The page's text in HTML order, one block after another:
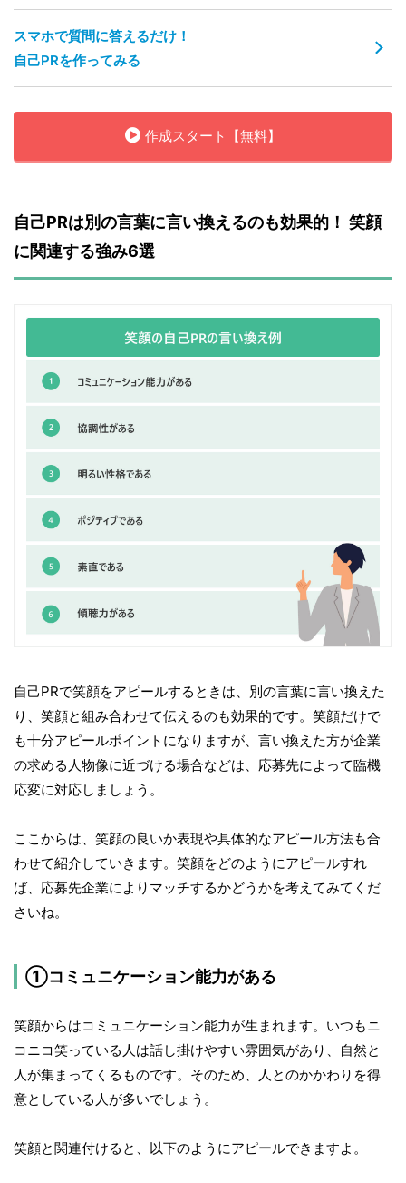
スマホで質問に答えるだけ！
自己PRを作ってみる
作成スタート【無料】
自己PRは別の言葉に言い換えるのも効果的！ 笑顔
に関連する強み6選
自己PRで笑顔をアピールするときは、別の言葉に言い換えた
り、笑顔と組み合わせて伝えるのも効果的です。笑顔だけで
も十分アピールポイントになりますが、言い換えた方が企業
の求める人物像に近づける場合などは、応募先によって臨機
応変に対応しましょう。
ここからは、笑顔の良いか表現や具体的なアピール方法も合
わせて紹介していきます。笑顔をどのようにアピールすれ
ば、応募先企業によりマッチするかどうかを考えてみてくだ
さいね。
①コミュニケーション能力がある
笑顔からはコミュニケーション能力が生まれます。いつもニ
コニコ笑っている人は話し掛けやすい雰囲気があり、自然と
人が集まってくるものです。そのため、人とのかかわりを得
意としている人が多いでしょう。
笑顔と関連付けると、以下のようにアピールできますよ。